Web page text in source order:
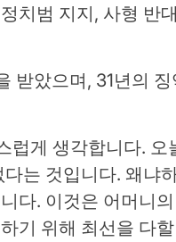
치범 지지, 사형 반
받았으며, 31년의
럽게 생각합니다. 오
는 것입니다. 왜냐
다. 이것은 어머니
기 위해 최선을 다